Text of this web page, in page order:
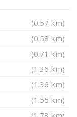
(0.57 km)
(0.58 km)
(0.71 km)
(1.36 km)
(1.36 km)
(1.55 km)
(1.73 km)